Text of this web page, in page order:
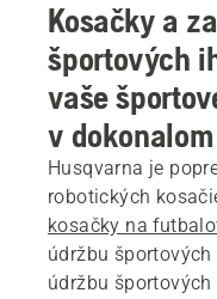
Kosačky a
športových
vaše
v
Husqvarna je
robotických
kosačky na
údržbu
údržbu